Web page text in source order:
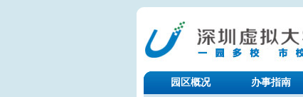
园区概况 办事指南